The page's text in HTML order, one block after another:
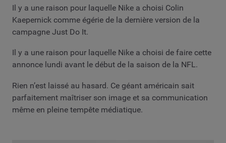
Il y a une raison pour laquelle Nike a choisi Colin
Kaepernick comme égérie de la dernière version de la
campagne Just Do It.
Il y a une raison pour laquelle Nike a choisi de faire cette
annonce lundi avant le début de la saison de la NFL.
Rien n’est laissé au hasard. Ce géant américain sait
parfaitement maîtriser son image et sa communication
même en pleine tempête médiatique.